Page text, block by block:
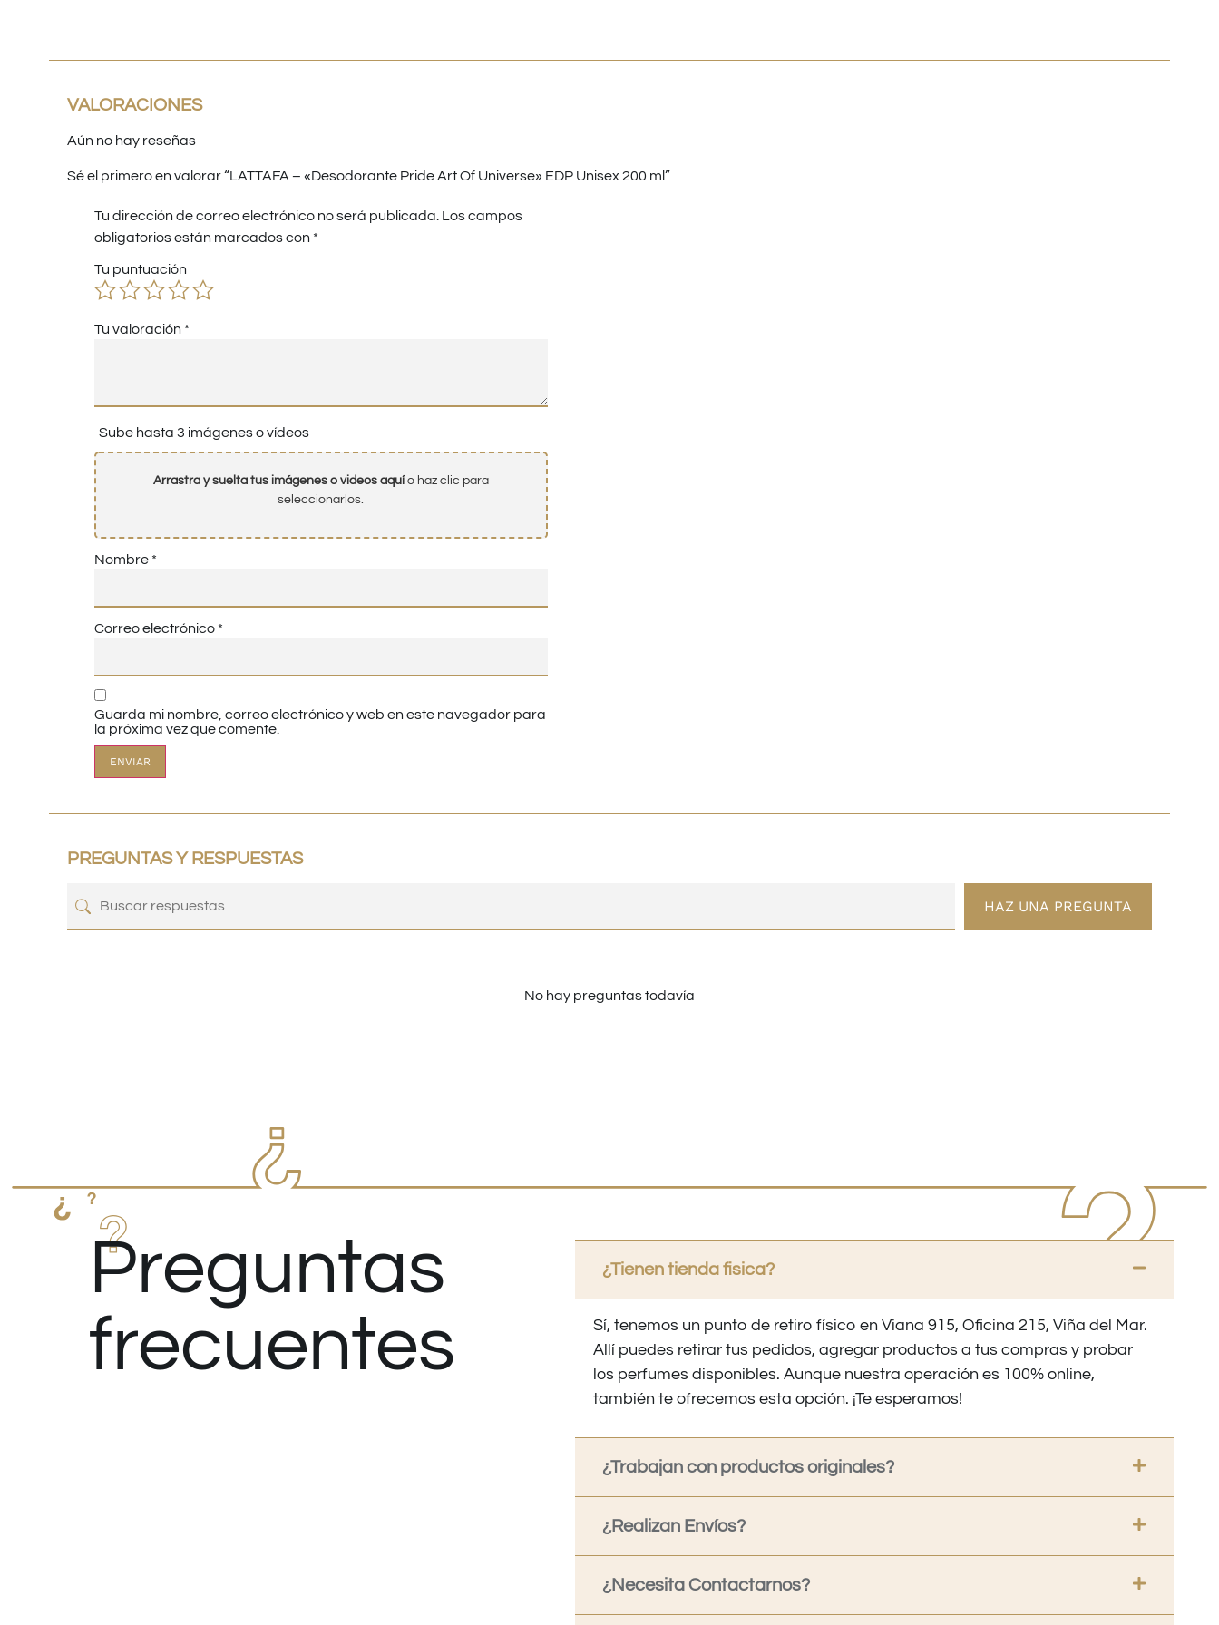
VALORACIONES
Aún no hay reseñas
Sé el primero en valorar “LATTAFA – «Desodorante Pride Art Of Universe» EDP Unisex 200 ml”
Tu dirección de correo electrónico no será publicada. Los campos
obligatorios están marcados con *
Tu puntuación
Tu valoración *
Sube hasta 3 imágenes o vídeos
Arrastra y suelta tus imágenes o videos aquío haz clic para
seleccionarlos.
Nombre *
Correo electrónico *
Guarda mi nombre, correo electrónico y web en este navegador para
la próxima vez que comente.
PREGUNTAS Y RESPUESTAS
HAZ UNA PREGUNTA
No hay preguntas todavía
Preguntas
frecuentes
¿Tienen tienda fisica?
Sí, tenemos un punto de retiro físico en Viana 915, Oficina 215, Viña del Mar.
Allí puedes retirar tus pedidos, agregar productos a tus compras y probar
los perfumes disponibles. Aunque nuestra operación es 100% online,
también te ofrecemos esta opción. ¡Te esperamos!
¿Trabajan con productos originales?
¿Realizan Envíos?
¿Necesita Contactarnos?